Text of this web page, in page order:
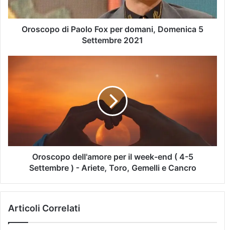
Oroscopo di Paolo Fox per domani, Domenica 5
Settembre 2021
Oroscopo dell'amore per il week-end ( 4-5
Settembre ) - Ariete, Toro, Gemelli e Cancro
Articoli Correlati